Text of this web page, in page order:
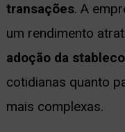
transações. A
um rendimento
adoção da
cotidianas quanto
mais complexas.